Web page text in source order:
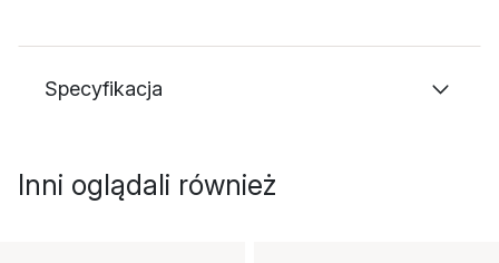
Specyfikacja
Inni oglądali również